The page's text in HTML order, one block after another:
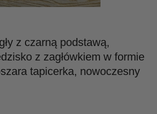
z czarną podstawą,
z zagłówkiem w formie
tapicerka, nowoczesny